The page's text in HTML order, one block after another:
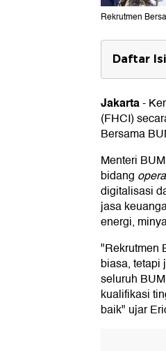
Rekrutmen
Daftar Isi
Jakarta-
(FHCI)
Bersama
Menteri
bidang
digitalisasi
jasa
energi,
"Rekrutmen
biasa, tetapi
seluruh
kualifikasi
baik" ujar